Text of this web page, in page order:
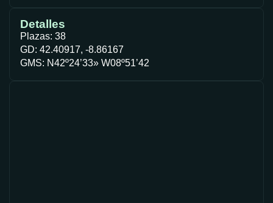
Detalles
Plazas: 38
GD: 42.40917, -8.86167
GMS: N42º24’33» W08º51’42